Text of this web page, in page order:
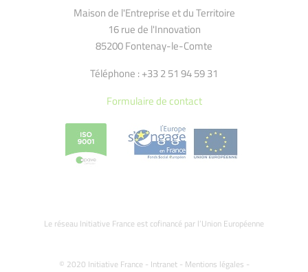
Maison de l'Entreprise et du Territoire
16 rue de l'Innovation
85200 Fontenay-le-Comte
Téléphone : +33 2 51 94 59 31
Formulaire de contact
Le réseau Initiative France est cofinancé par l’Union Européenne
© 2020 Initiative France - Intranet- Mentions légales -